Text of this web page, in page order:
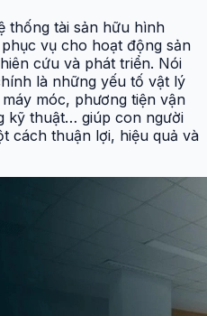
thống tài sản hữu hình
vụ cho hoạt động sản
cứu và phát triển. Nói
là những yếu tố vật lý
móc, phương tiện vận
kỹ thuật… giúp con người
cách thuận lợi, hiệu quả và